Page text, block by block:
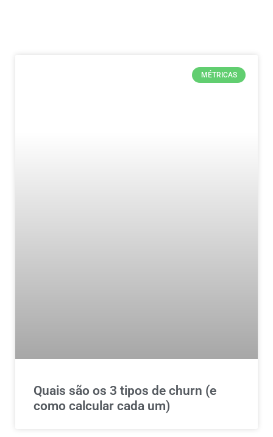
MÉTRICAS
Quais são os 3 tipos de churn (e
como calcular cada um)